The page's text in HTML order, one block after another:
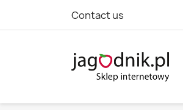
Contact us